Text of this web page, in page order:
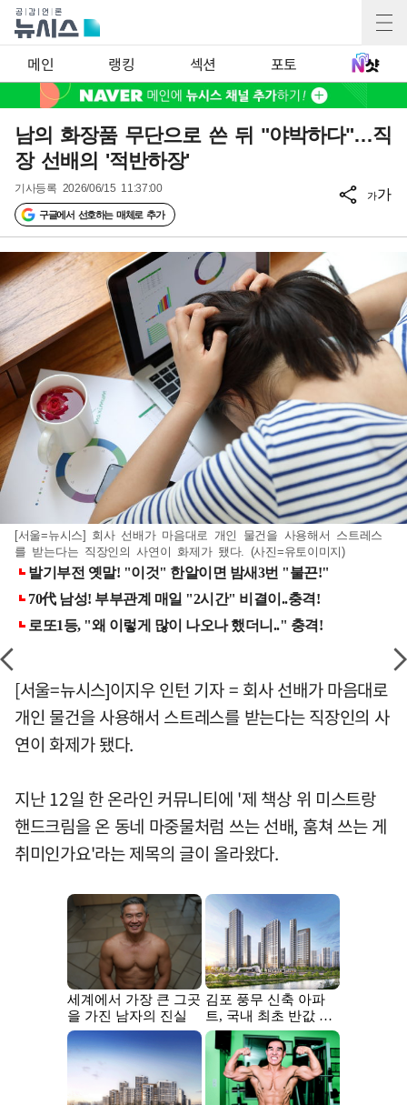
메인 랭킹 섹션 포토
남의 화장품 무단으로 쓴 뒤 "야박하다"…직
장 선배의 '적반하장'
기사등록 2026/06/15 11:37:00
구글에서 선호하는 매체로 추가
가가
[서울=뉴시스] 회사 선배가 마음대로 개인 물건을 사용해서 스트레스
를 받는다는 직장인의 사연이 화제가 됐다. (사진=유토이미지)
[서울=뉴시스]이지우 인턴 기자 = 회사 선배가 마음대로
개인 물건을 사용해서 스트레스를 받는다는 직장인의 사
연이 화제가 됐다.
지난 12일 한 온라인 커뮤니티에 '제 책상 위 미스트랑
핸드크림을 온 동네 마중물처럼 쓰는 선배, 훔쳐 쓰는 게
취미인가요'라는 제목의 글이 올라왔다.